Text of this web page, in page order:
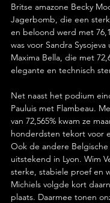
Britse amazone Becky
Jagerbomb, die een
en beloond werd met
was voor Sandra
Maxima Bella, die met
elegante en technisch
Net naast het podium
Pauluis met Flambeau.
van 72,565% kwam ze
honderdsten tekort voor
Ook de andere
uitstekend in Lyon. Wim
sterke, stabiele proef en
Michiels volgde kort
plaats. Daarmee tonen